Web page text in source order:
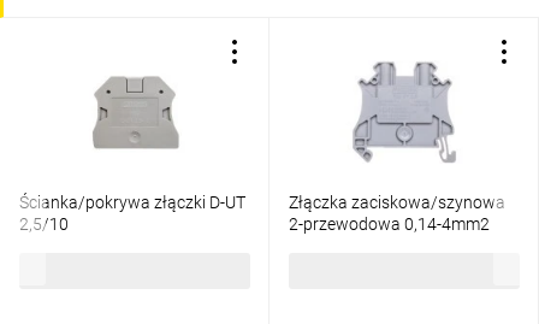
Ścianka/pokrywa złączki D-UT
2,5/10
Złączka zaciskowa/szynowa
2-przewodowa 0,14-4mm2